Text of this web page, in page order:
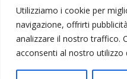
Utilizziamo i cookie per
navigazione, offrirti
analizzare il nostro traffico.
acconsenti al nostro utilizzo
03234710642 | C.F: